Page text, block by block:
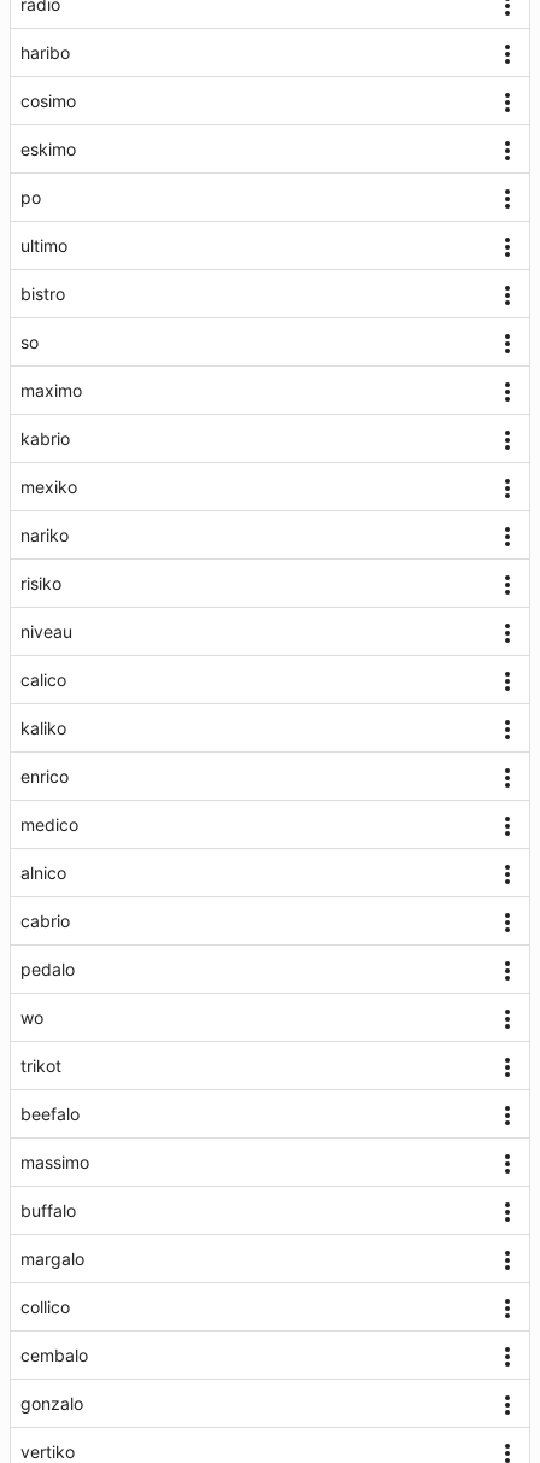
radio
haribo
cosimo
eskimo
po
ultimo
bistro
so
maximo
kabrio
mexiko
nariko
risiko
niveau
calico
kaliko
enrico
medico
alnico
cabrio
pedalo
wo
trikot
beefalo
massimo
buffalo
margalo
collico
cembalo
gonzalo
vertiko